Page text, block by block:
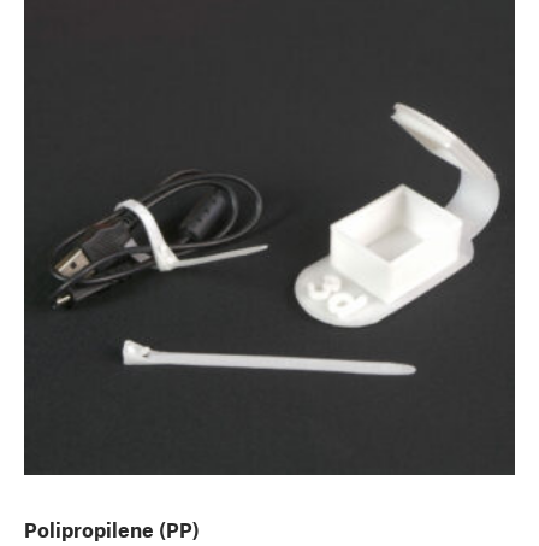
Polipropilene (PP)